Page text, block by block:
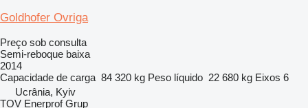
Goldhofer Ovriga
Preço sob consulta
Semi-reboque baixa
2014
Capacidade de carga 84 320 kg Peso líquido 22 680 kg Eixos 6
Ucrânia, Kyiv
TOV Enerprof Grup